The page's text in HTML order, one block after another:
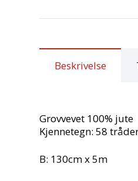
Beskrivelse
Grovvevet 100% jute
Kjennetegn: 58
B: 130cm x 5m